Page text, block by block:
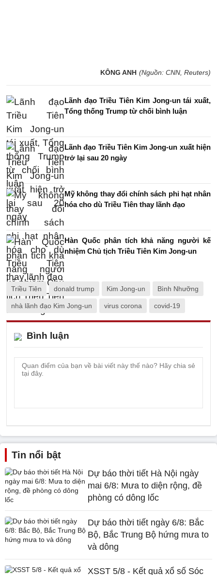
KÔNG ANH (Nguồn: CNN, Reuters)
Lãnh đạo Triều Tiên Kim Jong-un tái xuất,
Tổng thống Trump từ chối bình luận
Lãnh đạo Triều Tiên Kim Jong-un xuất hiện
trở lại sau 20 ngày
Mỹ không thay đổi chính sách phi hạt nhân
hóa cho dù Triều Tiên thay lãnh đạo
Hàn Quốc phân tích khả năng người kế
nhiệm Chủ tịch Triều Tiên Kim Jong-un
Triều Tiên donald trump Kim Jong-un Bình Nhưỡng
nhà lãnh đạo Kim Jong-un virus corona covid-19
Bình luận
Tin nổi bật
Dự báo thời tiết Hà Nội ngày
mai 6/8: Mưa to diện rộng, đề
phòng có dông lốc
Dự báo thời tiết ngày 6/8: Bắc
Bộ, Bắc Trung Bộ hứng mưa to
và dông
XSST 5/8 - Kết quả xổ số Sóc